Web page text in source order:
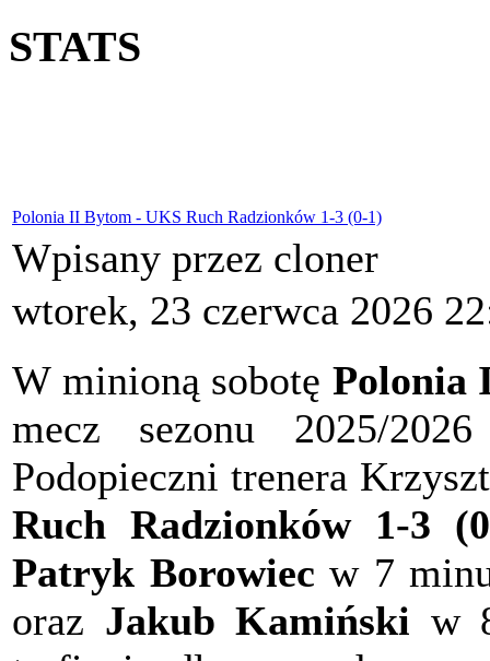
STATS
Polonia II Bytom - UKS Ruch Radzionków 1-3 (0-1)
Wpisany przez cloner
wtorek, 23 czerwca 2026
W minioną sobotę Polonia
mecz sezonu 2025/
Podopieczni trenera
Ruch Radzionków 1-3
Patryk Borowiec w 7
oraz Jakub Kamiński w